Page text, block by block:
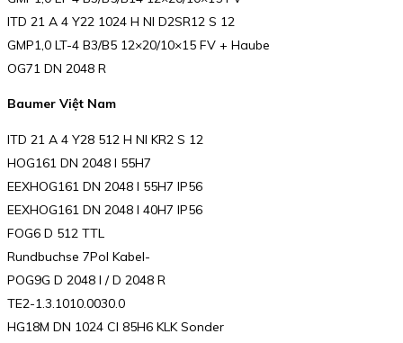
ITD 21 A 4 Y22 1024 H NI D2SR12 S 12
GMP1,0 LT-4 B3/B5 12×20/10×15 FV + Haube
OG71 DN 2048 R
Baumer Việt Nam
ITD 21 A 4 Y28 512 H NI KR2 S 12
HOG161 DN 2048 I 55H7
EEXHOG161 DN 2048 I 55H7 IP56
EEXHOG161 DN 2048 I 40H7 IP56
FOG6 D 512 TTL
Rundbuchse 7Pol Kabel-
POG9G D 2048 I / D 2048 R
TE2-1.3.1010.0030.0
HG18M DN 1024 CI 85H6 KLK Sonder